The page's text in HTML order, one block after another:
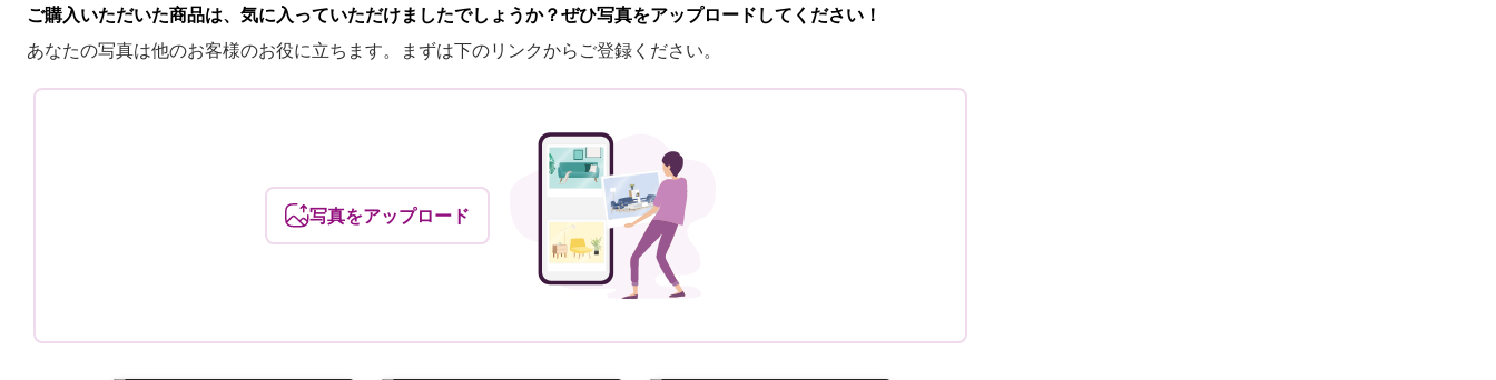
ご購入いただいた商品は、気に入っていただけましたでしょうか？ぜひ写真をアップロードしてください！
あなたの写真は他のお客様のお役に立ちます。まずは下のリンクからご登録ください。
写真をアップロード